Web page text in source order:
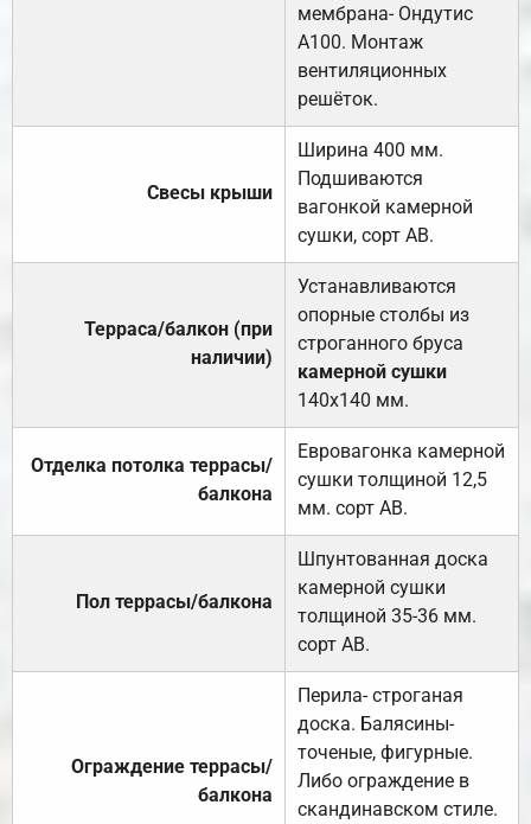
мембрана- Ондутис
А100. Монтаж
вентиляционных
решёток.
Свесы крыши
Ширина 400 мм.
Подшиваются
вагонкой камерной
сушки, сорт АВ.
Терраса/балкон (при
наличии)
Устанавливаются
опорные столбы из
строганного бруса
камерной сушки
140х140 мм.
Отделка потолка террасы/
балкона
Евровагонка камерной
сушки толщиной 12,5
мм. сорт АВ.
Пол террасы/балкона
Шпунтованная доска
камерной сушки
толщиной 35-36 мм.
сорт АВ.
Ограждение террасы/
балкона
Перила- строганая
доска. Балясины-
точеные, фигурные.
Либо ограждение в
скандинавском стиле.